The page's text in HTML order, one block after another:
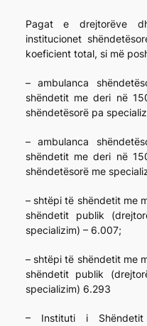
Pagat e drejtorëve
institucionet
koeficient total, si më
– ambulanca
shëndetit me deri në
shëndetësorë pa
– ambulanca
shëndetit me deri në
shëndetësorë me
– shtëpi të shëndetit me
shëndetit publik
specializim) – 6.007;
– shtëpi të shëndetit me
shëndetit publik
specializim) 6.293
– Instituti i